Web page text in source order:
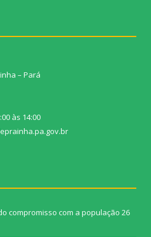
– Pará
às 14:00
compromisso com a população 26